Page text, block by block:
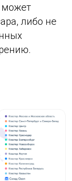
может
либо не